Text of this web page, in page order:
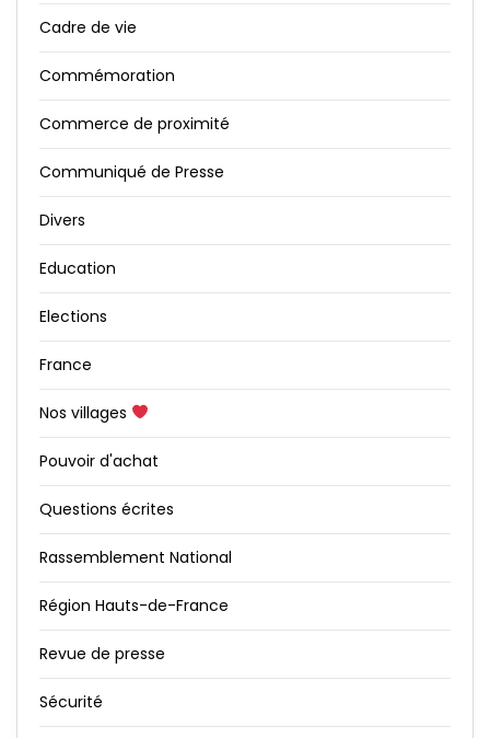
Cadre de vie
Commémoration
Commerce de proximité
Communiqué de Presse
Divers
Education
Elections
France
Nos villages
Pouvoir d'achat
Questions écrites
Rassemblement National
Région Hauts-de-France
Revue de presse
Sécurité